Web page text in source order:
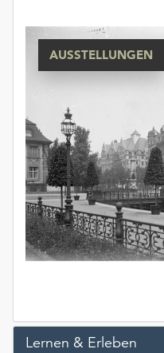
AUSSTELLUNGEN
Lernen & Erleben